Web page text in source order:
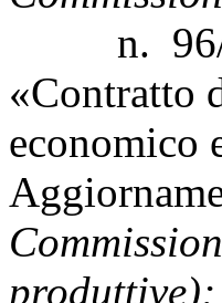
n. 96/
«Contratto
economico
produttive);